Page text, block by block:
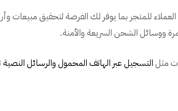
للمتجر بما يوفر لك الفرصة لتحقيق مبيعات
ووسائل الشحن السريعة والأمنة.
مثلالتسجيل عبر الهاتف المحمول والرسائل النصية